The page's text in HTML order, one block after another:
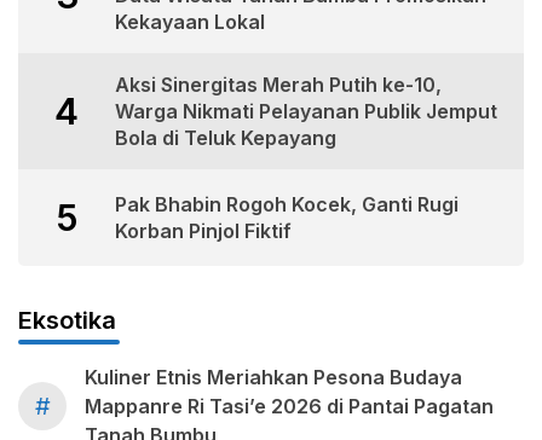
Kekayaan Lokal
4
Aksi Sinergitas Merah Putih ke-10,
Warga Nikmati Pelayanan Publik Jemput
Bola di Teluk Kepayang
5
Pak Bhabin Rogoh Kocek, Ganti Rugi
Korban Pinjol Fiktif
Eksotika
#
Kuliner Etnis Meriahkan Pesona Budaya
Mappanre Ri Tasi’e 2026 di Pantai Pagatan